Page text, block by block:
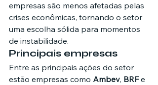
empresas são menos afetadas pelas
crises econômicas, tornando o setor
uma escolha sólida para momentos
de instabilidade.
Principais empresas
Entre as principais ações do setor
estão empresas como Ambev, BRF e